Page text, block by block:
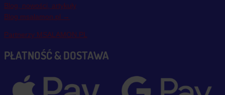
Blog, nowości, artykuły
Blog msalamon.pl →
Partnerzy MSALAMON.PL
PŁATNOŚĆ & DOSTAWA